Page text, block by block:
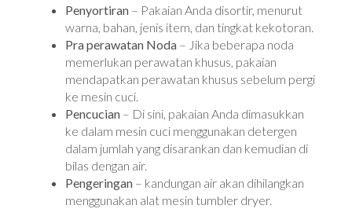
Penyortiran – Pakaian Anda disortir, menurut
warna, bahan, jenis item, dan tingkat kekotoran.
Pra perawatan Noda – Jika beberapa noda
memerlukan perawatan khusus, pakaian
mendapatkan perawatan khusus sebelum pergi
ke mesin cuci.
Pencucian – Di sini, pakaian Anda dimasukkan
ke dalam mesin cuci menggunakan detergen
dalam jumlah yang disarankan dan kemudian di
bilas dengan air.
Pengeringan – kandungan air akan dihilangkan
menggunakan alat mesin tumbler dryer.